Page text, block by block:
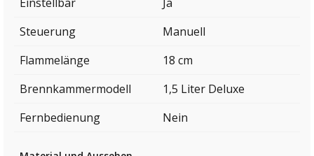
Steuerung
Manuell
Flammelänge
18 cm
Brennkammermodell
1,5 Liter Deluxe
Fernbedienung
Nein